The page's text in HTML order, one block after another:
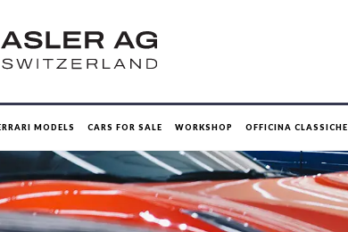
MODELS CARS FOR SALE WORKSHOP OFFICINA CLASSICHE